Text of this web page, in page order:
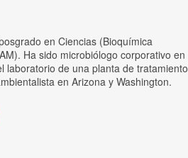
en Ciencias (Bioquímica
Ha sido microbiólogo corporativo en
laboratorio de una planta de tratamiento
en Arizona y Washington.